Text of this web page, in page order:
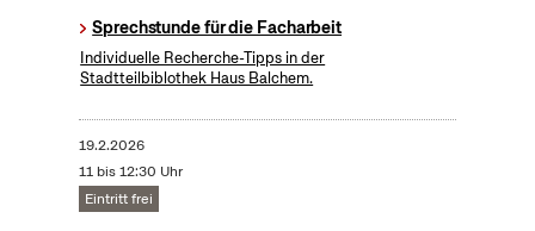
Sprechstunde für die Facharbeit
Individuelle Recherche-Tipps in der
Stadtteilbiblothek Haus Balchem.
19.2.2026
11 bis 12:30 Uhr
Eintritt frei